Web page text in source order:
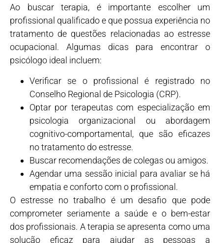
Ao buscar terapia, é importante escolher um
profissional qualificado e que possua experiência no
tratamento de questões relacionadas ao estresse
ocupacional. Algumas dicas para encontrar o
psicólogo ideal incluem:
Verificar se o profissional é registrado no
Conselho Regional de Psicologia (CRP).
Optar por terapeutas com especialização em
psicologia organizacional ou abordagem
cognitivo-comportamental, que são eficazes
no tratamento do estresse.
Buscar recomendações de colegas ou amigos.
Agendar uma sessão inicial para avaliar se há
empatia e conforto com o profissional.
O estresse no trabalho é um desafio que pode
comprometer seriamente a saúde e o bem-estar
dos profissionais. A terapia se apresenta como uma
solução eficaz para ajudar as pessoas a